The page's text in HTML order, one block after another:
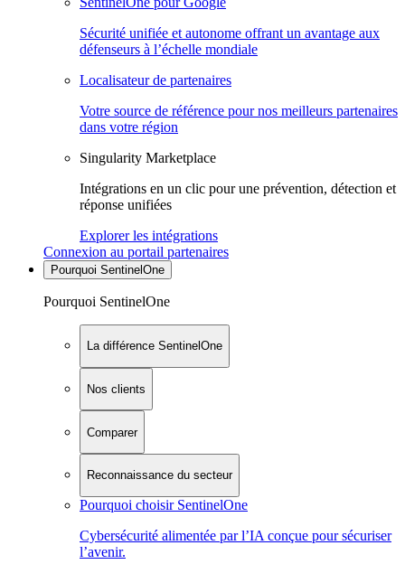
Sécurité unifiée et autonome offrant un avantage aux
défenseurs à l’échelle mondiale
Localisateur de partenaires
Votre source de référence pour nos meilleurs partenaires
dans votre région
Singularity Marketplace
Intégrations en un clic pour une prévention, détection et
réponse unifiées
Explorer les intégrations
Connexion au portail partenaires
Pourquoi SentinelOne
Pourquoi SentinelOne
La différence SentinelOne
Nos clients
Comparer
Reconnaissance du secteur
Pourquoi choisir SentinelOne
Cybersécurité alimentée par l’IA conçue pour sécuriser
l’avenir.